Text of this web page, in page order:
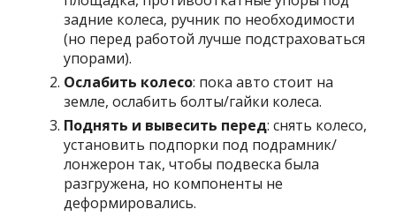
задние колеса, ручник по необходимости
(но перед работой лучше подстраховаться
упорами).
Ослабить колесо: пока авто стоит на
земле, ослабить болты/гайки колеса.
Поднять и вывесить перед: снять колесо,
установить подпорки под подрамник/
лонжерон так, чтобы подвеска была
разгружена, но компоненты не
деформировались.